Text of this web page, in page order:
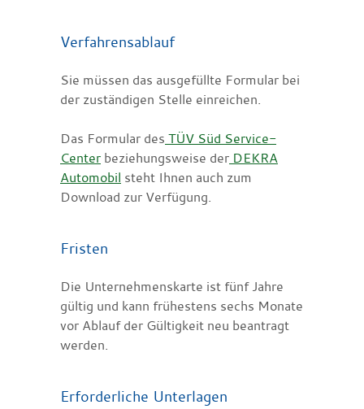
Verfahrensablauf
Sie müssen das ausgefüllte Formular bei
der zuständigen Stelle einreichen.
Das Formular des TÜV Süd Service-
Center beziehungsweise der DEKRA
Automobil steht Ihnen auch zum
Download zur Verfügung.
Fristen
Die Unternehmenskarte ist fünf Jahre
gültig und kann frühestens sechs Monate
vor Ablauf der Gültigkeit neu beantragt
werden.
Erforderliche Unterlagen